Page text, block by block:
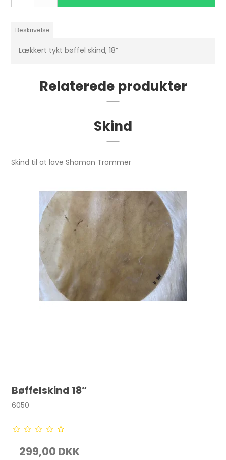
Beskrivelse
Lækkert tykt bøffel skind, 18”
Relaterede produkter
Skind
Skind til at lave Shaman Trommer
Bøffelskind 18”
6050
299,00 DKK